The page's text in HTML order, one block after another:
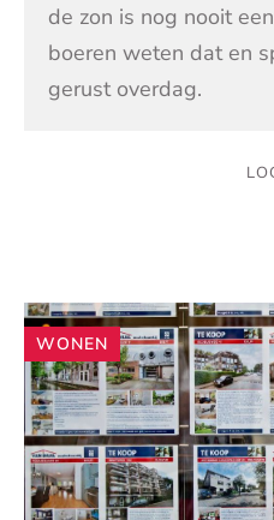
de zon is nog nooit
boeren weten dat en
gerust overdag.
Andere
artikelen
WONEN